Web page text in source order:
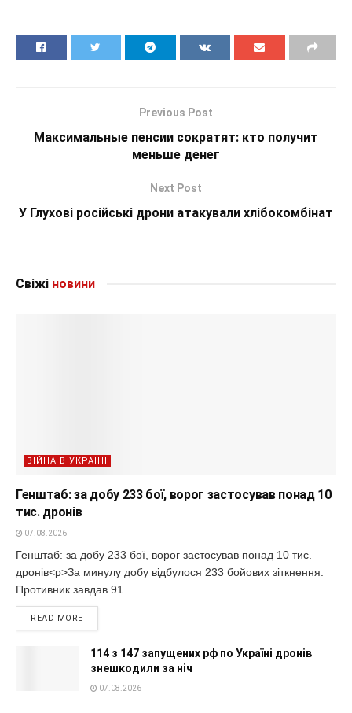
Previous Post
Максимальные пенсии сократят: кто получит
меньше денег
Next Post
У Глухові російські дрони атакували хлібокомбінат
Свіжі новини
ВІЙНА В УКРАЇНІ
Генштаб: за добу 233 бої, ворог застосував понад 10
тис. дронів
07.08.2026
Генштаб: за добу 233 бої, ворог застосував понад 10 тис.
дронів<p>За минулу добу відбулося 233 бойових зіткнення.
Противник завдав 91...
READ MORE
114 з 147 запущених рф по Україні дронів
знешкодили за ніч
07.08.2026